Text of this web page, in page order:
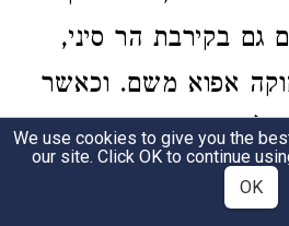
גם בקירבת הר סיני,
אפוא משם. וכאשר
למצרים, הוא פוגש
הבא לקראתו
We use cookies to give you the
our site. Click OK to continue
OK